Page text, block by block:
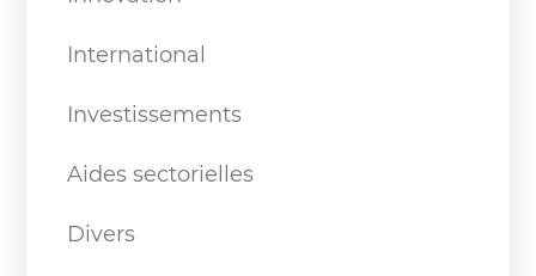
Aides sectorielles
Divers
International
Investissements